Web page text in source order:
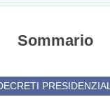
Sommario